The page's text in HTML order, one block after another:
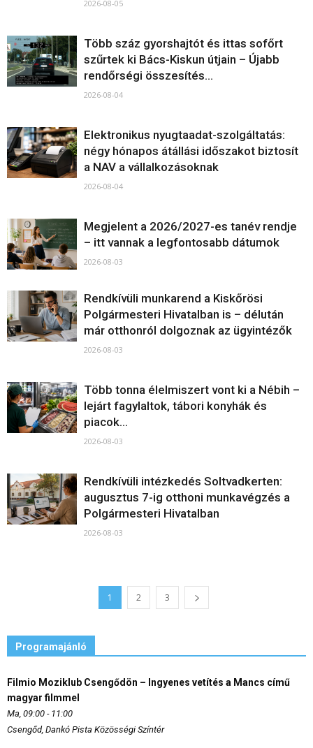
2026-08-05
Több száz gyorshajtót és ittas sofőrt
szűrtek ki Bács-Kiskun útjain – Újabb
rendőrségi összesítés...
2026-08-04
Elektronikus nyugtaadat-szolgáltatás:
négy hónapos átállási időszakot biztosít
a NAV a vállalkozásoknak
2026-08-04
Megjelent a 2026/2027-es tanév rendje
– itt vannak a legfontosabb dátumok
2026-08-03
Rendkívüli munkarend a Kiskőrösi
Polgármesteri Hivatalban is – délután
már otthonról dolgoznak az ügyintézők
2026-08-03
Több tonna élelmiszert vont ki a Nébih –
lejárt fagylaltok, tábori konyhák és
piacok...
2026-08-03
Rendkívüli intézkedés Soltvadkerten:
augusztus 7-ig otthoni munkavégzés a
Polgármesteri Hivatalban
2026-08-03
1 2 3
Programajánló
Filmio Moziklub Csengődön – Ingyenes vetítés a Mancs című
magyar filmmel
Ma, 09:00 - 11:00
Csengőd, Dankó Pista Közösségi Színtér